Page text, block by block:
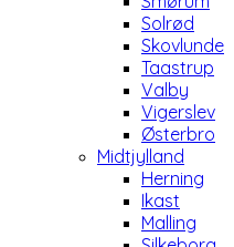
Solrød
Skovlunde
Taastrup
Valby
Vigerslev
Østerbro
Midtjylland
Herning
Ikast
Malling